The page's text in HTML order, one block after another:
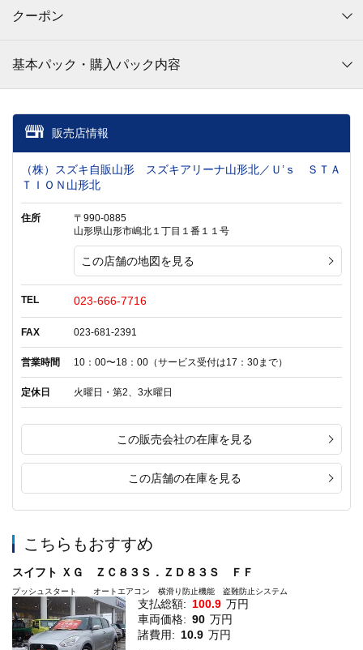
クーポン
基本パック・購入パック内容
販売店情報
（株）スズキ自販山形 スズキアリーナ山形北／Ｕ’ｓ ＳＴＡ
ＴＩＯＮ山形北
住所
〒990-0885
山形県山形市嶋北１丁目１番１１号
この店舗の地図を見る
TEL 023-666-7716
FAX 023-681-2391
営業時間 10：00〜18：00（サービス受付は17：30まで）
定休日 火曜日・第2、3水曜日
この販売会社の在庫を見る
この店舗の在庫を見る
こちらもおすすめ
スイフト ＸＧ ＺＣ８３Ｓ．ＺＤ８３Ｓ ＦＦ
プッシュスタート オートエアコン 横滑り防止機能 盗難防止システム
支払総額: 100.9 万円
車両価格: 90 万円
諸費用: 10.9 万円